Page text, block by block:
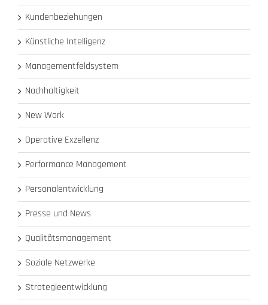
Kundenbeziehungen
Künstliche Intelligenz
Managementfeldsystem
Nachhaltigkeit
New Work
Operative Exzellenz
Performance Management
Personalentwicklung
Presse und News
Qualitätsmanagement
Soziale Netzwerke
Strategieentwicklung